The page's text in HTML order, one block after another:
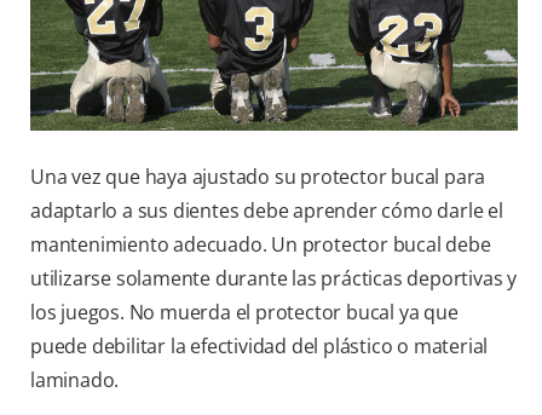
DO (ES)
SUSCRÍBASE
Una vez que haya ajustado su protector bucal para
adaptarlo a sus dientes debe aprender cómo darle el
mantenimiento adecuado. Un protector bucal debe
utilizarse solamente durante las prácticas deportivas y
los juegos. No muerda el protector bucal ya que
puede debilitar la efectividad del plástico o material
laminado.